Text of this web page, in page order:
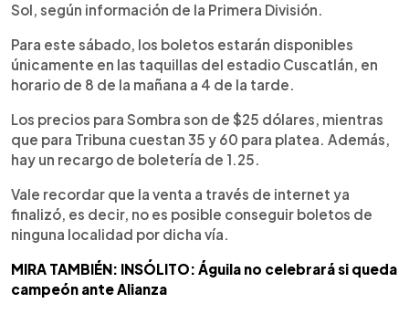
Sol, según información de la Primera División.
Para este sábado, los boletos estarán disponibles
únicamente en las taquillas del estadio Cuscatlán, en
horario de 8 de la mañana a 4 de la tarde.
Los precios para Sombra son de $25 dólares, mientras
que para Tribuna cuestan 35 y 60 para platea. Además,
hay un recargo de boletería de 1.25.
Vale recordar que la venta a través de internet ya
finalizó, es decir, no es posible conseguir boletos de
ninguna localidad por dicha vía.
MIRA TAMBIÉN: INSÓLITO: Águila no celebrará si queda
campeón ante Alianza